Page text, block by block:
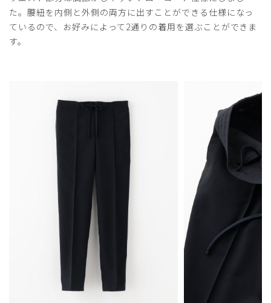
た。腰紐を内側と外側の両方に出すことができる仕様になっ
ているので、お好みによって2通りの着用を選ぶことができま
す。